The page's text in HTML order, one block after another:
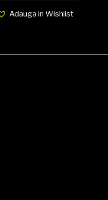
Adauga in Wishlist